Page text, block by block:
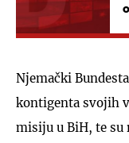
Njemački
kontigenta svojih
misiju u BiH, te su